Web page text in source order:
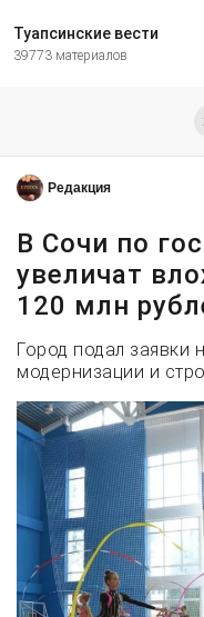
Туапсинские вести
39773 материалов
Редакция
В Сочи по
увеличат
120 млн
Город подал заявки
модернизации и